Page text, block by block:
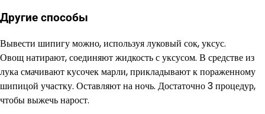
Другие способы
Вывести шипигу можно, используя луковый сок, уксус.
Овощ натирают, соединяют жидкость с уксусом. В средстве из
лука смачивают кусочек марли, прикладывают к пораженному
шипицой участку. Оставляют на ночь. Достаточно 3 процедур,
чтобы выжечь нарост.